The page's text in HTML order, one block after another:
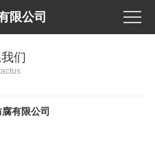
限公司
们
有限公司